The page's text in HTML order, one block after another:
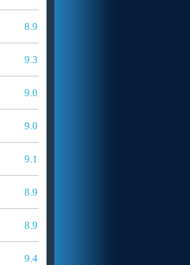
8.9
9.3
9.0
9.0
9.1
8.9
8.9
9.4